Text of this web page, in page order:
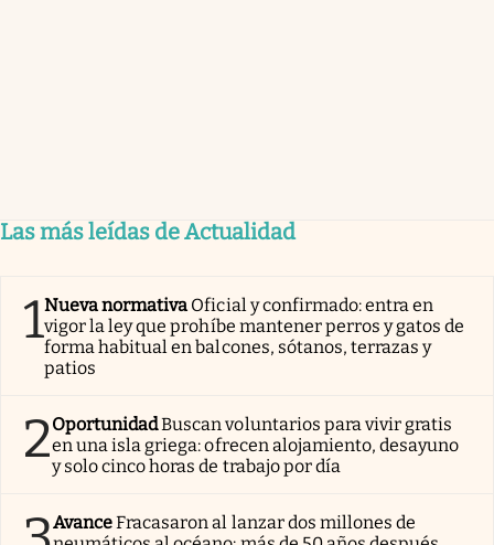
Las más leídas de Actualidad
1Nueva normativa Oficial y confirmado: entra en
vigor la ley que prohíbe mantener perros y gatos de
forma habitual en balcones, sótanos, terrazas y
patios
2OportunidadBuscan voluntarios para vivir gratis
en una isla griega: ofrecen alojamiento, desayuno
y solo cinco horas de trabajo por día
AvanceFracasaron al lanzar dos millones de